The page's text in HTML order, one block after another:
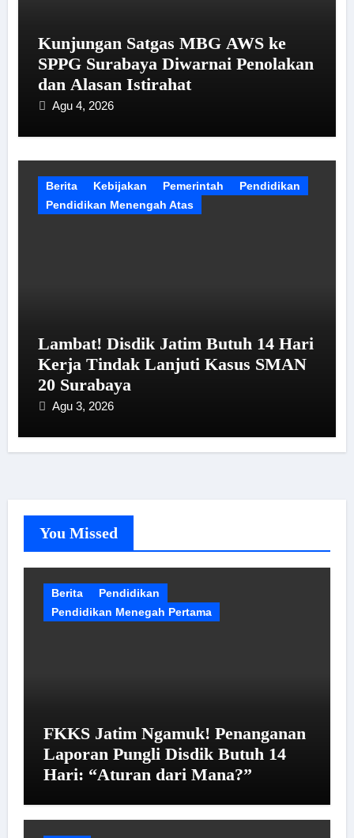
Kunjungan Satgas MBG AWS ke
SPPG Surabaya Diwarnai Penolakan
dan Alasan Istirahat
Agu 4, 2026
Berita Kebijakan Pemerintah
Pendidikan
Pendidikan Menengah Atas
Lambat! Disdik Jatim Butuh 14 Hari
Kerja Tindak Lanjuti Kasus SMAN
20 Surabaya
Agu 3, 2026
You Missed
Berita
Pendidikan
Pendidikan Menegah Pertama
FKKS Jatim Ngamuk! Penanganan
Laporan Pungli Disdik Butuh 14
Hari: “Aturan dari Mana?”